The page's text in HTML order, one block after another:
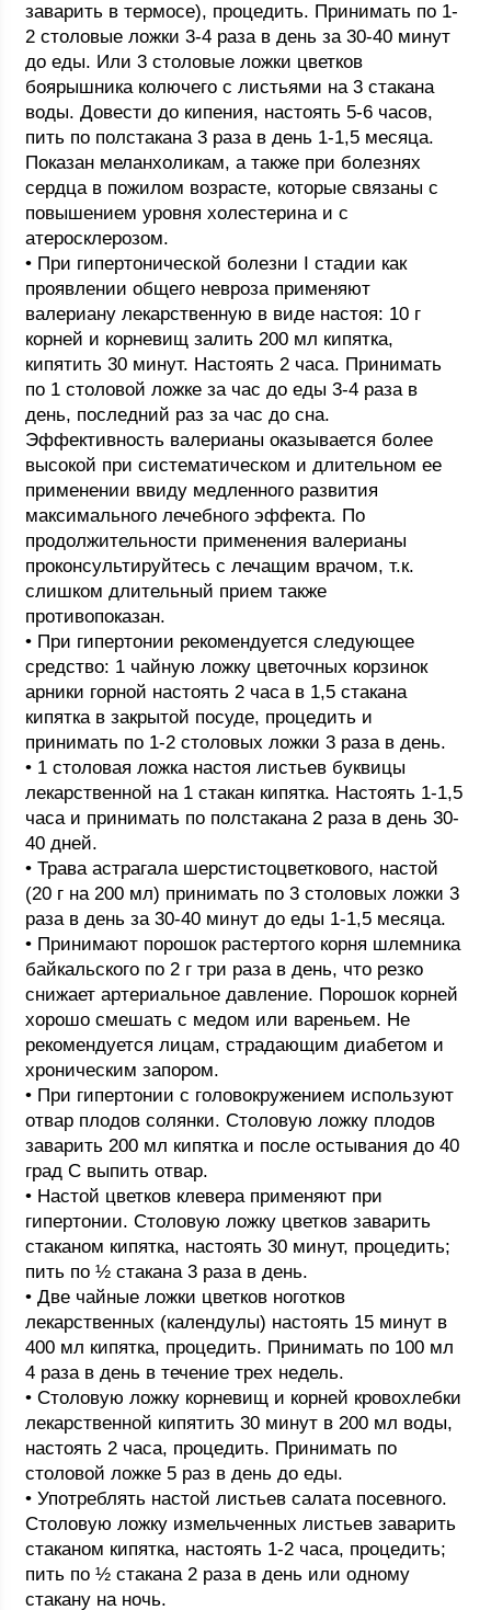
заварить в термосе), процедить. Принимать по 1-
2 столовые ложки 3-4 раза в день за 30-40 минут
до еды. Или 3 столовые ложки цветков
боярышника колючего с листьями на 3 стакана
воды. Довести до кипения, настоять 5-6 часов,
пить по полстакана 3 раза в день 1-1,5 месяца.
Показан меланхоликам, а также при болезнях
сердца в пожилом возрасте, которые связаны с
повышением уровня холестерина и с
атеросклерозом.
• При гипертонической болезни I стадии как
проявлении общего невроза применяют
валериану лекарственную в виде настоя: 10 г
корней и корневищ залить 200 мл кипятка,
кипятить 30 минут. Настоять 2 часа. Принимать
по 1 столовой ложке за час до еды 3-4 раза в
день, последний раз за час до сна.
Эффективность валерианы оказывается более
высокой при систематическом и длительном ее
применении ввиду медленного развития
максимального лечебного эффекта. По
продолжительности применения валерианы
проконсультируйтесь с лечащим врачом, т.к.
слишком длительный прием также
противопоказан.
• При гипертонии рекомендуется следующее
средство: 1 чайную ложку цветочных корзинок
арники горной настоять 2 часа в 1,5 стакана
кипятка в закрытой посуде, процедить и
принимать по 1-2 столовых ложки 3 раза в день.
• 1 столовая ложка настоя листьев буквицы
лекарственной на 1 стакан кипятка. Настоять 1-1,5
часа и принимать по полстакана 2 раза в день 30-
40 дней.
• Трава астрагала шерстистоцветкового, настой
(20 г на 200 мл) принимать по 3 столовых ложки 3
раза в день за 30-40 минут до еды 1-1,5 месяца.
• Принимают порошок растертого корня шлемника
байкальского по 2 г три раза в день, что резко
снижает артериальное давление. Порошок корней
хорошо смешать с медом или вареньем. Не
рекомендуется лицам, страдающим диабетом и
хроническим запором.
• При гипертонии с головокружением используют
отвар плодов солянки. Столовую ложку плодов
заварить 200 мл кипятка и после остывания до 40
град С выпить отвар.
• Настой цветков клевера применяют при
гипертонии. Столовую ложку цветков заварить
стаканом кипятка, настоять 30 минут, процедить;
пить по ½ стакана 3 раза в день.
• Две чайные ложки цветков ноготков
лекарственных (календулы) настоять 15 минут в
400 мл кипятка, процедить. Принимать по 100 мл
4 раза в день в течение трех недель.
• Столовую ложку корневищ и корней кровохлебки
лекарственной кипятить 30 минут в 200 мл воды,
настоять 2 часа, процедить. Принимать по
столовой ложке 5 раз в день до еды.
• Употреблять настой листьев салата посевного.
Столовую ложку измельченных листьев заварить
стаканом кипятка, настоять 1-2 часа, процедить;
пить по ½ стакана 2 раза в день или одному
стакану на ночь.